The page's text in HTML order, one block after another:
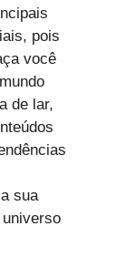
pois
você
de lar,
sua